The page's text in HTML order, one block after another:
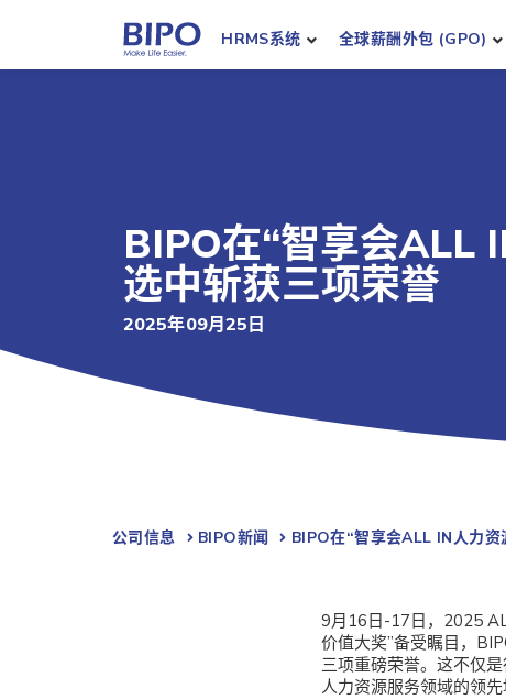
HRMS系统 全球薪酬外包 (GPO)
BIPO在“智享会ALL
选中斩获三项荣誉
2025年09月25日
公司信息 BIPO新闻​ BIPO在“智享会ALL IN人力
9月16日-17日，2025
价值大奖”备受瞩目，
三项重磅荣誉。这不仅
人力资源服务领域的领先